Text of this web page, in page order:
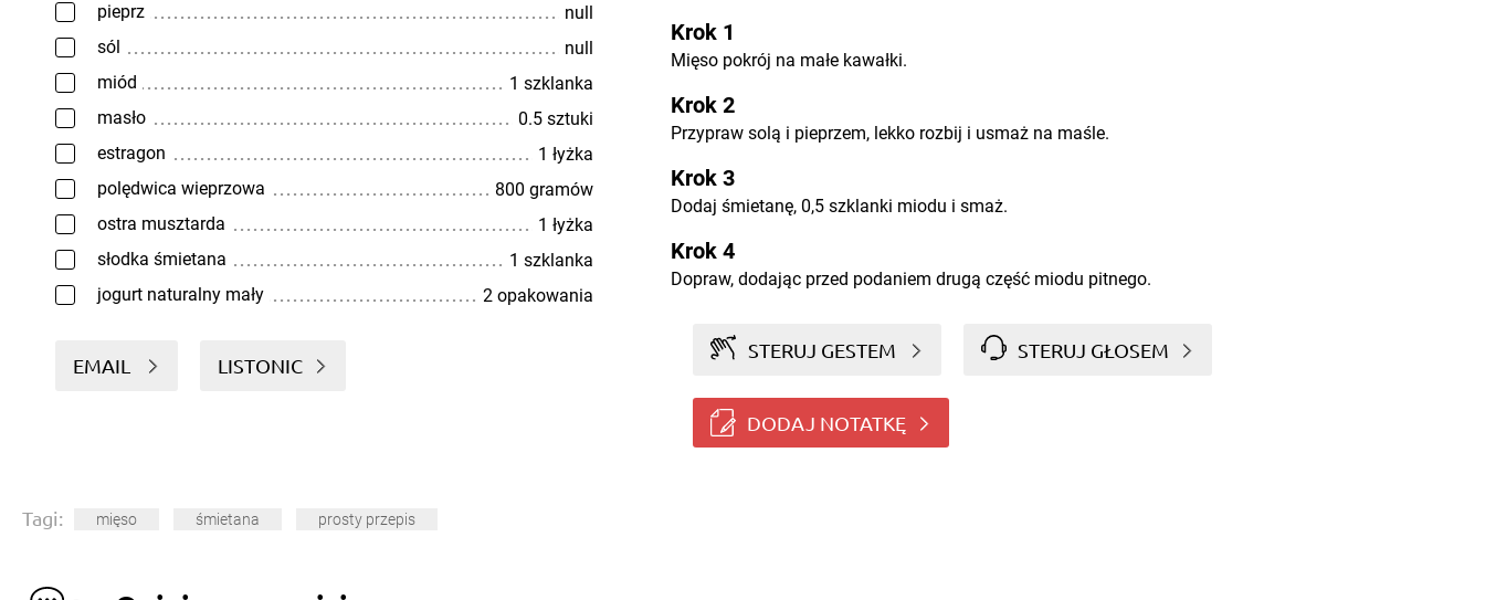
pieprz
null
sól
null
miód
1 szklanka
masło
0.5 sztuki
estragon
1 łyżka
polędwica wieprzowa
800 gramów
ostra musztarda
1 łyżka
słodka śmietana
1 szklanka
jogurt naturalny mały
2 opakowania
EMAIL LISTONIC
Krok 1
Mięso pokrój na małe kawałki.
Krok 2
Przypraw solą i pieprzem, lekko rozbij i usmaż na maśle.
Krok 3
Dodaj śmietanę, 0,5 szklanki miodu i smaż.
Krok 4
Dopraw, dodając przed podaniem drugą część miodu pitnego.
STERUJ GESTEM STERUJ GŁOSEM
DODAJ NOTATKĘ
Tagi: mięso śmietana prosty przepis